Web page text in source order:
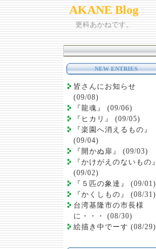
AKANE Blog
更科あかねです。
NEW ENTRIES
皆さんにお知らせ
(09/08)
『龍魂』 (09/06)
『ヒカリ』 (09/05)
『楽園へ消えるもの』
(09/04)
『開かぬ扉』 (09/03)
『かけがえのないもの』
(09/02)
『５匹の象達』 (09/01)
『かくしもの』 (08/31)
台湾基隆市の市長様
に・・・ (08/30)
絵描き中でーす (08/29)